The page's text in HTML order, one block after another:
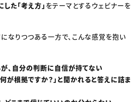
た「考え方」 をテーマとするウェビナーを
なりつつある一方で、こんな感覚を抱い
、自分の判断に自信が持てない
が根拠ですか？」と聞かれると答えに詰ま